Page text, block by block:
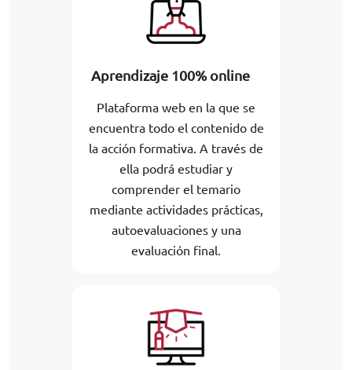
Aprendizaje 100% online
Plataforma web en la que se
encuentra todo el contenido de
la acción formativa. A través de
ella podrá estudiar y
comprender el temario
mediante actividades prácticas,
autoevaluaciones y una
evaluación final.